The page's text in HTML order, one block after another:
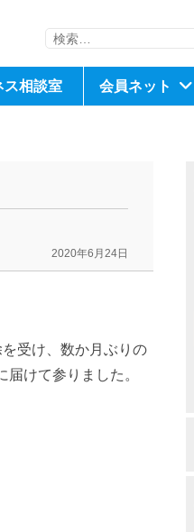
検
ス相談室 会員ネット
2020年6月24日
受け、数か月ぶりの
けて参りました。